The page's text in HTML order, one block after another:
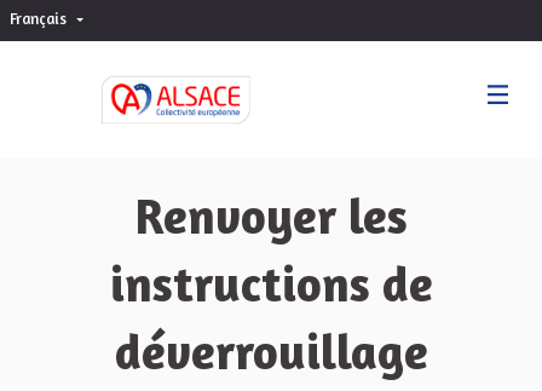
Français Choisir la langue
Renvoyer les
instructions de
déverrouillage